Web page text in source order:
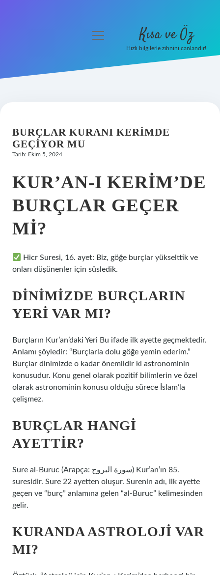
Hakkımızda
menüyü
Kısa ve Öz
Hızlı bilgilerle zihnini canlandır!
BURÇLAR KURANI KERIMDE
GEÇIYOR MU
Tarih: Ekim 5, 2024
KUR’AN-I KERIM’DE
BURÇLAR GEÇER
MI?
Hicr Suresi, 16. ayet: Biz, göğe burçlar yükselttik ve
onları düşünenler için süsledik.
DINIMIZDE BURÇLARIN
YERI VAR MI?
Burçların Kur’an’daki Yeri Bu ifade ilk ayette geçmektedir.
Anlamı şöyledir: “Burçlarla dolu göğe yemin ederim.”
Burçlar dinimizde o kadar önemlidir ki astronominin
konusudur. Konu genel olarak pozitif bilimlerin ve özel
olarak astronominin konusu olduğu sürece İslam’la
çelişmez.
BURÇLAR HANGI
AYETTIR?
Sure al-Buruc (Arapça: سورة البروج) Kur’an’ın 85.
suresidir. Sure 22 ayetten oluşur. Surenin adı, ilk ayette
geçen ve “burç” anlamına gelen “al-Buruc” kelimesinden
gelir.
KURANDA ASTROLOJI VAR
MI?